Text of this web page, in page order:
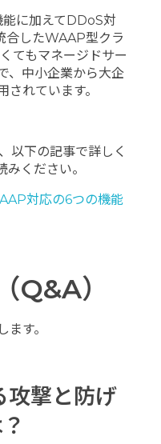
に加えてDDoS対
合したWAAP型クラ
てもマネージドサー
、中小企業から大企
れています。
下の記事で詳しく
ください。
対応の6つの機能
Q&A）
す。
攻撃と防げ